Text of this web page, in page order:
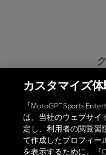
プ
カスタマイズ体
『MotoGP™ Sports
は、当社のウェブサイ
定し、利用者の閲覧習
て作成したプロフィー
を表示するために、『